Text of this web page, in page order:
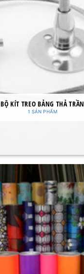
BỘ KÍT TREO BẢNG THẢ TRẦN
1 SẢN PHẨM